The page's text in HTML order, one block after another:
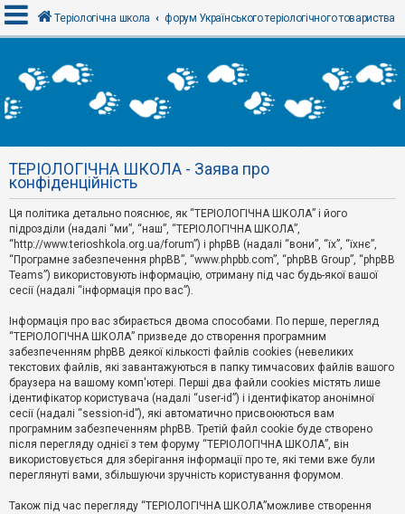
х
і
Р
е
с
т
р
а
ц
і
я
Т
е
м
и
б
е
з
в
і
д
о
і
Теріологічна школа форум Українського теріологічного товариства
ТЕРІОЛОГІЧНА ШКОЛА - Заява про
конфіденційність
Ця політика детально пояснює, як “ТЕРІОЛОГІЧНА ШКОЛА” і його
підрозділи (надалі “ми”, “наш”, “ТЕРІОЛОГІЧНА ШКОЛА”,
“http://www.terioshkola.org.ua/forum”) і phpBB (надалі “вони”, “їх”, “їхнє”,
“Програмне забезпечення phpBB”, “www.phpbb.com”, “phpBB Group”, “phpBB
Teams”) використовують інформацію, отриману під час будь-якої вашої
сесії (надалі “інформація про вас”).
Інформація про вас збирається двома способами. По перше, перегляд
“ТЕРІОЛОГІЧНА ШКОЛА” призведе до створення програмним
забезпеченням phpBB деякої кількості файлів cookies (невеликих
текстових файлів, які завантажуються в папку тимчасових файлів вашого
браузера на вашому комп'ютері. Перші два файли cookies містять лише
ідентифікатор користувача (надалі “user-id”) і ідентифікатор анонімної
сесії (надалі “session-id”), які автоматично присвоюються вам
програмним забезпеченням phpBB. Третій файл cookie буде створено
після перегляду однієї з тем форуму “ТЕРІОЛОГІЧНА ШКОЛА”, він
використовується для зберігання інформації про те, які теми вже були
переглянуті вами, збільшуючи зручність користування форумом.
Також під час перегляду “ТЕРІОЛОГІЧНА ШКОЛА”можливе створення